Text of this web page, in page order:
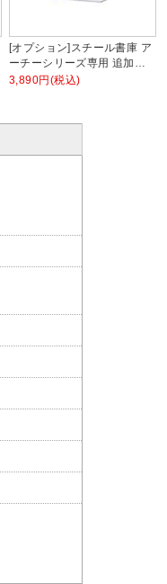
[オプション]スチール書庫 ア
ーチーシリーズ専用 追加棚
板
3,890円(税込)